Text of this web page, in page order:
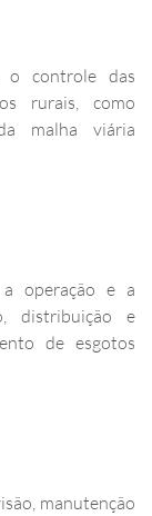
o controle das
rurais, como
malha viária
operação e a
distribuição e
de esgotos
manutenção